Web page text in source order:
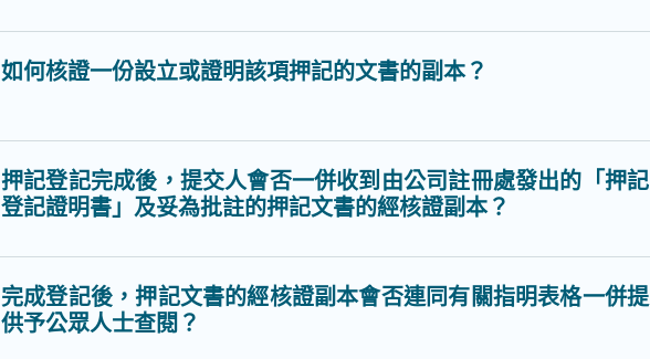
如何核證一份設立或證明該項押記的文書的副本？
押記登記完成後，提交人會否一併收到由公司註冊處發出的「押記
登記證明書」及妥為批註的押記文書的經核證副本？
完成登記後，押記文書的經核證副本會否連同有關指明表格一併提
供予公眾人士查閱？